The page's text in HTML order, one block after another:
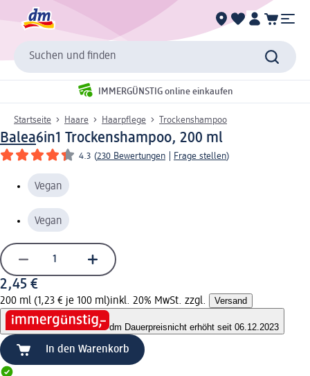
Suchen und finden
IMMERGÜNSTIG online einkaufen
Startseite Haare Haarpflege Trockenshampoo
Balea6in1 Trockenshampoo, 200 ml
4.3 (230 Bewertungen Frage stellen)
Vegan
Vegan
2,45 €
200 ml (1,23 € je 100 ml)inkl. 20% MwSt. zzgl. Versand
dm Dauerpreisnicht erhöht seit 06.12.2023
In den Warenkorb